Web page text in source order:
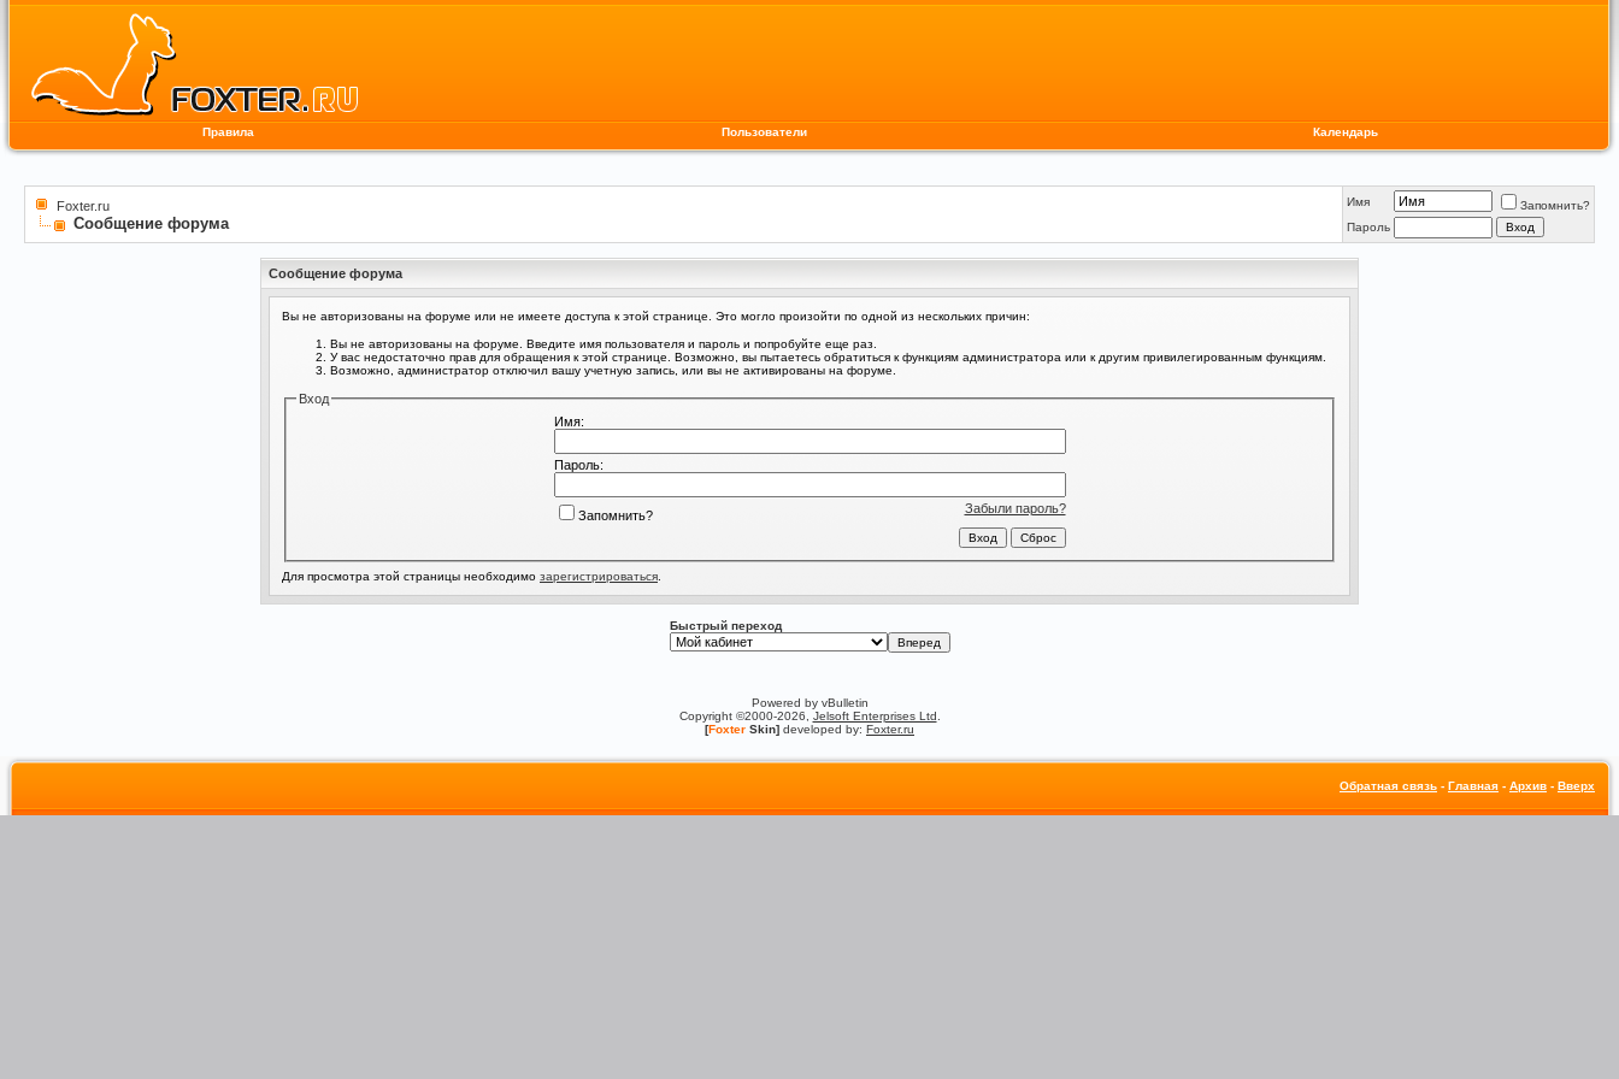
Правила Пользователи Календарь
Foxter.ru
Сообщение форума
Имя
Запомнить?
Пароль
Сообщение форума
Вы не авторизованы на форуме или не имеете доступа к этой странице. Это могло произойти по одной из нескольких причин:
Вы не авторизованы на форуме. Введите имя пользователя и пароль и попробуйте еще раз.
У вас недостаточно прав для обращения к этой странице. Возможно, вы пытаетесь обратиться к функциям администратора или к другим привилегированным функциям.
Возможно, администратор отключил вашу учетную запись, или вы не активированы на форуме.
Вход
Имя:
Пароль:
Забыли пароль?
Запомнить?
Для просмотра этой страницы необходимо зарегистрироваться
Быстрый переход
Powered by vBulletin
Copyright ©2000-2026, Jelsoft Enterprises Ltd
[Foxter Skin] developed by: Foxter.ru
Обратная связь - Главная - Архив - Вверх